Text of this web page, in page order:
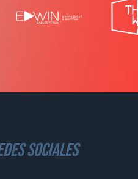
sociales